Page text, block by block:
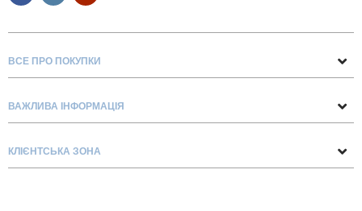
ВСЕ ПРО ПОКУПКИ
Про нас
Блог
ВАЖЛИВА ІНФОРМАЦІЯ
Доставка та оплата
КЛІЄНТСЬКА ЗОНА